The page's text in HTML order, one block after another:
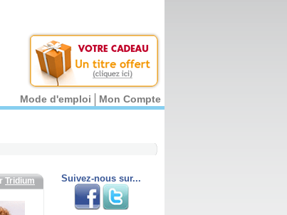
Mode d'emploi Mon Compte
Tridium Suivez-nous sur...